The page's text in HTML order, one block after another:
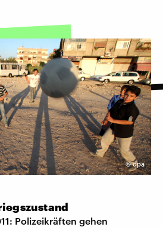
©dpa
Polizeikräften gehen